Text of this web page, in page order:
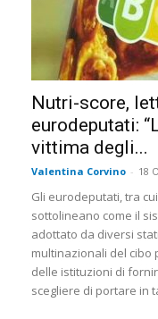
Nutri-score,
eurodeputati:
vittima degli...
Valentina Corvino - 18
Gli eurodeputati, tra
sottolineano come il
adottato da diversi
multinazionali del cibo
delle istituzioni di
scegliere di portare in